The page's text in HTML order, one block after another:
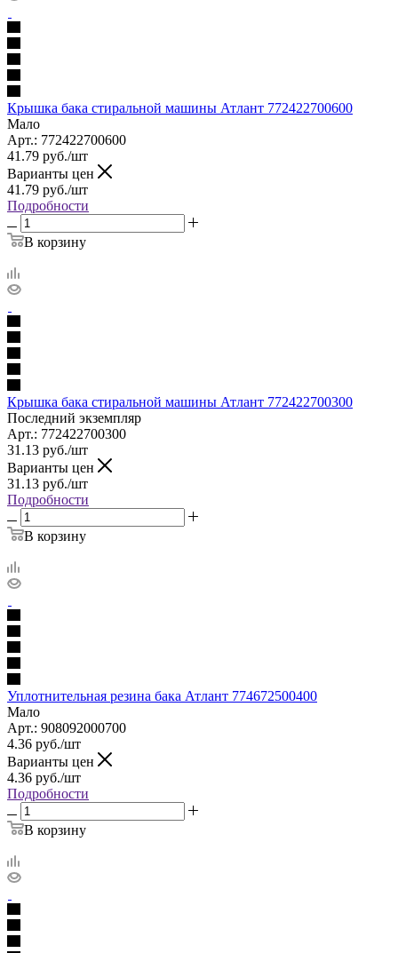
Крышка бака стиральной машины Атлант 772422700600
Мало
Арт.: 772422700600
41.79 руб./шт
Варианты цен
41.79 руб./шт
Подробности
В корзину
Крышка бака стиральной машины Атлант 772422700300
Последний экземпляр
Арт.: 772422700300
31.13 руб./шт
Варианты цен
31.13 руб./шт
Подробности
В корзину
Уплотнительная резина бака Атлант 774672500400
Мало
Арт.: 908092000700
4.36 руб./шт
Варианты цен
4.36 руб./шт
Подробности
В корзину